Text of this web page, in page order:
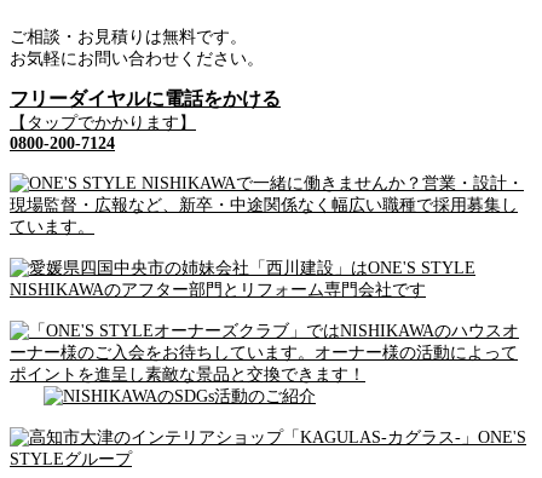
ご相談・お見積りは無料です。
お気軽にお問い合わせください。
フリーダイヤルに電話をかける
【タップでかかります】
0800-200-7124